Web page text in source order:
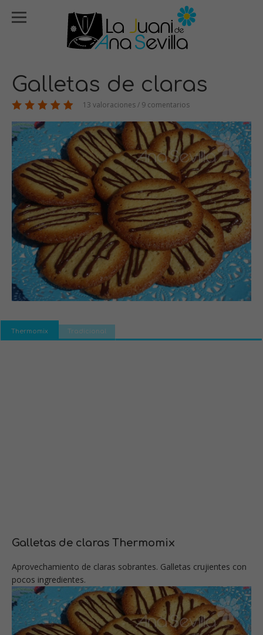
Galletas de claras
13 valoraciones / 9 comentarios
Thermomix Tradicional
Galletas de claras Thermomix
Aprovechamiento de claras sobrantes. Galletas crujientes con
pocos ingredientes.